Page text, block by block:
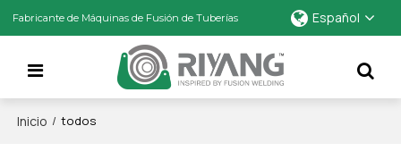
Fabricante de Máquinas de Fusión de Tuberías Español
Inicio / todos